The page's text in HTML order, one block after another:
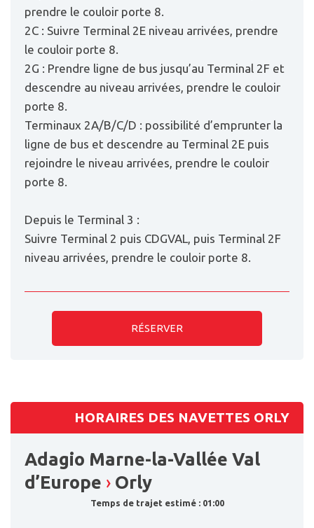
prendre le couloir porte 8.
2C : Suivre Terminal 2E niveau arrivées, prendre
le couloir porte 8.
2G : Prendre ligne de bus jusqu’au Terminal 2F et
descendre au niveau arrivées, prendre le couloir
porte 8.
Terminaux 2A/B/C/D : possibilité d’emprunter la
ligne de bus et descendre au Terminal 2E puis
rejoindre le niveau arrivées, prendre le couloir
porte 8.
Depuis le Terminal 3 :
Suivre Terminal 2 puis CDGVAL, puis Terminal 2F
niveau arrivées, prendre le couloir porte 8.
RÉSERVER
HORAIRES DES NAVETTES ORLY
Adagio Marne-la-Vallée Val
d’Europe › Orly
Temps de trajet estimé : 01:00